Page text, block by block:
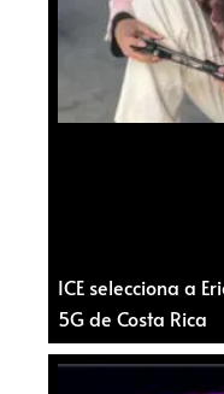
ICE selecciona a
5G de Costa Rica